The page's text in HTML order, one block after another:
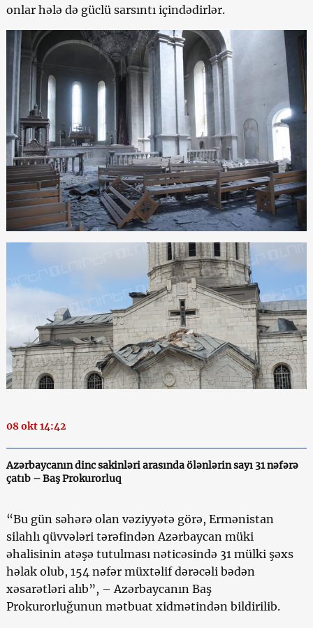
onlar hələ də güclü sarsıntı içindədirlər.
08 okt 14:42
Azərbaycanın dinc sakinləri arasında ölənlərin sayı 31 nəfərə
çatıb – Baş Prokurorluq
“Bu gün səhərə olan vəziyyətə görə, Ermənistan
silahlı qüvvələri tərəfindən Azərbaycan müki
əhalisinin atəşə tutulması nəticəsində 31 mülki şəxs
həlak olub, 154 nəfər müxtəlif dərəcəli bədən
xəsarətləri alıb”, – Azərbaycanın Baş
Prokurorluğunun mətbuat xidmətindən bildirilib.